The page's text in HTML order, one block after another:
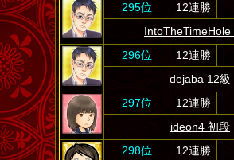
295位
12連勝
IntoTheTimeHole
296位
12連勝
dejaba 12級
297位
12連勝
ideon4 初段
298位
12連勝